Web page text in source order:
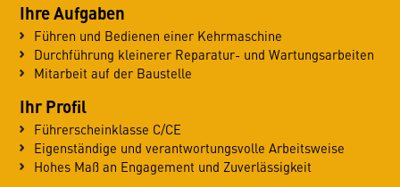
Ihre Aufgaben
Führen und Bedienen einer Kehrmaschine
Durchführung kleinerer Reparatur- und Wartungsarbeiten
Mitarbeit auf der Baustelle
Ihr Profil
Führerscheinklasse C/CE
Eigenständige und verantwortungsvolle Arbeitsweise
Hohes Maß an Engagement und Zuverlässigkeit